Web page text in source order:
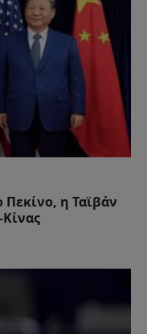
η Ταϊβάν